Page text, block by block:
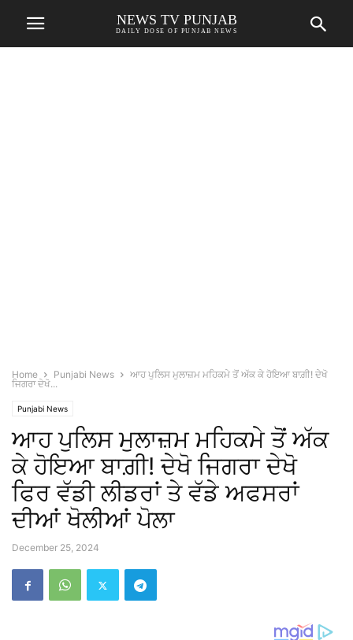
NEWS TV PUNJAB
DAILY DOSE OF PUNJAB NEWS
Home Punjabi News
ਆਹ ਪੁਲਿਸ ਮੁਲਾਜ਼ਮ ਮਹਿਕਮੇ ਤੋਂ ਅੱਕ ਕੇ ਹੋਇਆ ਬਾਗ਼ੀ! ਦੇਖੋ
ਜਿਗਰਾ ਦੇਖੋ...
Punjabi News
ਆਹ ਪੁਲਿਸ ਮੁਲਾਜ਼ਮ ਮਹਿਕਮੇ ਤੋਂ ਅੱਕ
ਕੇ ਹੋਇਆ ਬਾਗ਼ੀ! ਦੇਖੋ ਜਿਗਰਾ ਦੇਖੋ
ਫਿਰ ਵੱਡੀ ਲੀਡਰਾਂ ਤੇ ਵੱਡੇ ਅਫਸਰਾਂ
ਦੀਆਂ ਖੋਲੀਆਂ ਪੋਲਾ
December 25, 2024